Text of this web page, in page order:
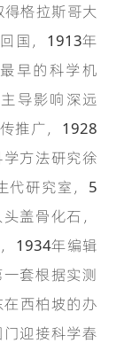
格拉斯哥大
国，1913年
早的科学机
导影响深远
推广，1928
方法研究徐
代研究室，5
盖骨化石，
1934年编辑
套根据实测
西柏坡的办
迎接科学春